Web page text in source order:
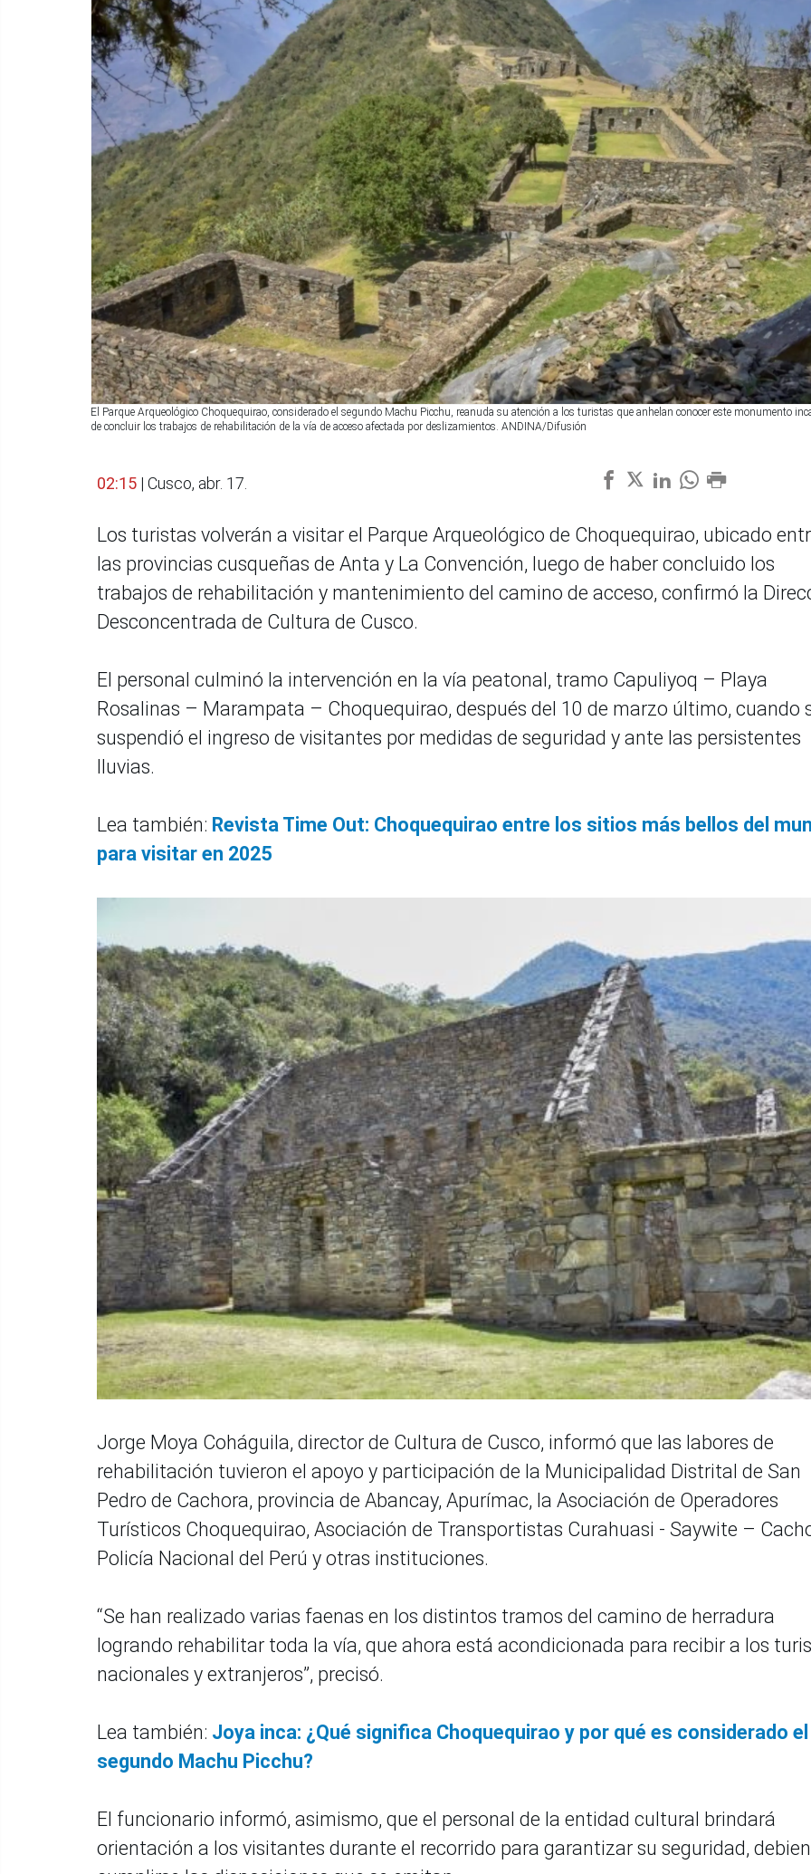
El Parque Arqueológico Choquequirao, considerado el segundo Machu Picchu, reanuda su atención a los turistas que anhelan conocer este monumento
de concluir los trabajos de rehabilitación de la vía de acceso afectada por deslizamientos. ANDINA/Difusión
02:15 | Cusco, abr. 17.
Los turistas volverán a visitar el Parque Arqueológico de Choquequirao, ubicado
las provincias cusqueñas de Anta y La Convención, luego de haber concluido los
trabajos de rehabilitación y mantenimiento del camino de acceso, confirmó la
Desconcentrada de Cultura de Cusco.
El personal culminó la intervención en la vía peatonal, tramo Capuliyoq – Playa
Rosalinas – Marampata – Choquequirao, después del 10 de marzo último, cuando
suspendió el ingreso de visitantes por medidas de seguridad y ante las persistentes
lluvias.
Lea también: Revista Time Out: Choquequirao entre los sitios más bellos del
para visitar en 2025
Jorge Moya Coháguila, director de Cultura de Cusco, informó que las labores de
rehabilitación tuvieron el apoyo y participación de la Municipalidad Distrital de San
Pedro de Cachora, provincia de Abancay, Apurímac, la Asociación de Operadores
Turísticos Choquequirao, Asociación de Transportistas Curahuasi - Saywite –
Policía Nacional del Perú y otras instituciones.
“Se han realizado varias faenas en los distintos tramos del camino de herradura
logrando rehabilitar toda la vía, que ahora está acondicionada para recibir a los
nacionales y extranjeros”, precisó.
Lea también: Joya inca: ¿Qué significa Choquequirao y por qué es considerado el
segundo Machu Picchu?
El funcionario informó, asimismo, que el personal de la entidad cultural brindará
orientación a los visitantes durante el recorrido para garantizar su seguridad,